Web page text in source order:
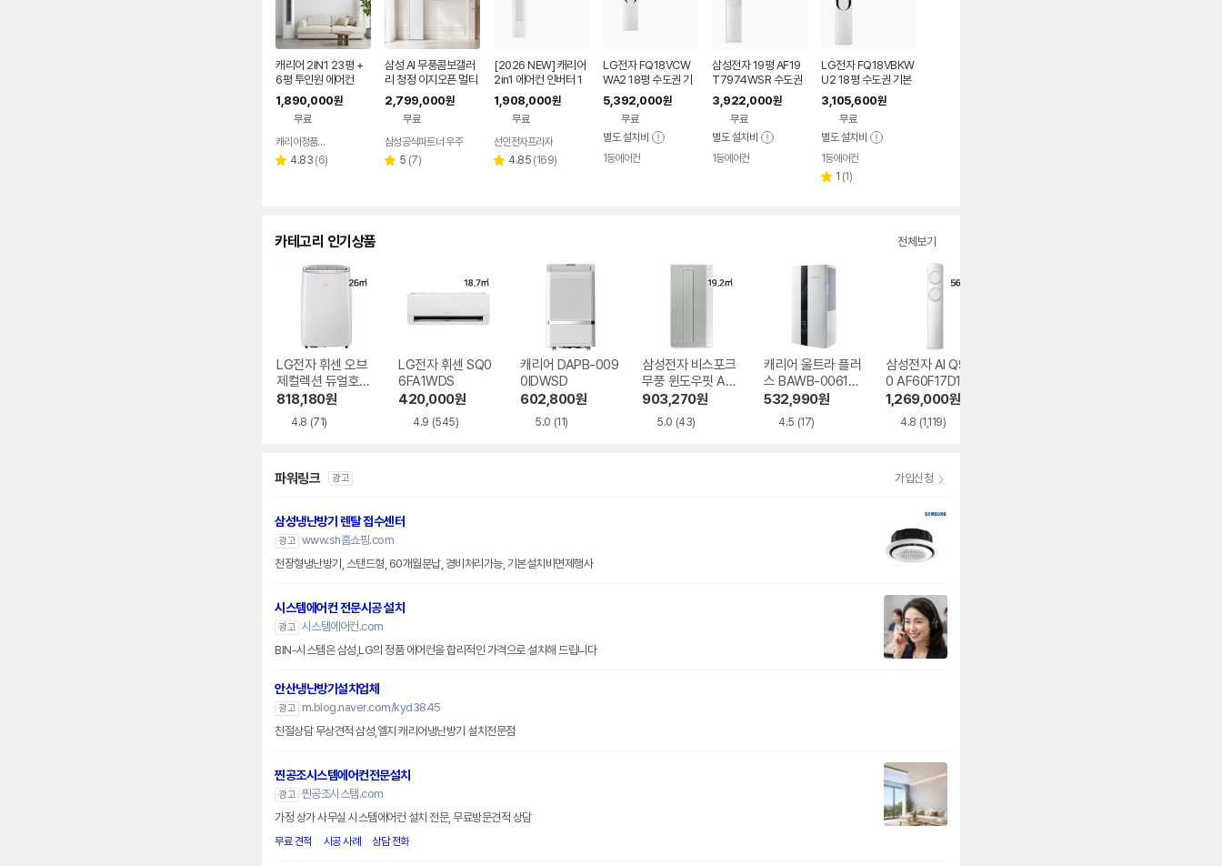
캐리어 2IN1 23평 +
6평 투인원 에어컨
1,890,000원
무료
캐리어정품인증점
별 4.83 리
(6)
삼성 AI 무풍콤보갤러
리 청정 이지오픈 멀티
형 에어컨 AF80F17D
22WRS 기본설치포
2,799,000원
무료
삼성공식파트너 우주
별 5 리
(7)
[2026 NEW] 캐리어
2in1 에어컨 인버터 1
등급 멀티형 wifi 17평
+6평 투인원 전국 설
치비포함
1,908,000원
무료
선인전자프라자
별 4.85 리
(169)
LG전자 FQ18VCW
WA2 18평 수도권 기
본설치 포함 투인원 에
어컨
5,392,000원
무료
별도 설치비
1등에어컨
삼성전자 19평 AF19
T7974WSR 수도권
기본설치 포함 투인원
에어컨
3,922,000원
무료
별도 설치비
1등에어컨
LG전자 FQ18VBKW
U2 18평 수도권 기본
설치 포함 투인원 에어
컨
3,105,600원
무료
별도 설치비
1등에어컨
별 1 리
(1)
카테고리 인기상품 전체보기
LG전자 휘센 오브
제컬렉션 듀얼호스
PQ08FDWBS
818,180원
4.8 (71)
LG전자 휘센 SQ0
6FA1WDS
420,000원
4.9 (545)
캐리어 DAPB-009
0IDWSD
602,800원
5.0 (11)
삼성전자 비스포크
무풍 윈도우핏 AW
06C7155EWAZ
903,270원
5.0 (43)
캐리어 울트라 플러
스 BAWB-0061YA
WSD
532,990원
4.5 (17)
삼성전자 AI Q900
0 AF60F17D11GS
1,269,000원
4.8 (1,119)
파워링크 광고 가입신청
삼성냉난방기 렌탈 접수센터
광고 www.sh홈쇼핑.com
천장형냉난방기, 스탠드형, 60개월분납, 경비처리가능, 기본설치비면제행사
시스템에어컨 전문시공 설치
광고 시스템에어컨.com
BIN-시스템은 삼성,LG의 정품 에어컨을 합리적인 가격으로 설치해 드립니다
안산냉난방기설치업체
광고
m.blog.naver.com/kyd3845
친절상담 무상견적 삼성,엘지 캐리어냉난방기 설치전문점
찐공조시스템에어컨전문설치
광고 찐공조시스템.com
가정 상가 사무실 시스템에어컨 설치 전문, 무료방문견적 상담
무료 견적 시공 사례 상담 전화